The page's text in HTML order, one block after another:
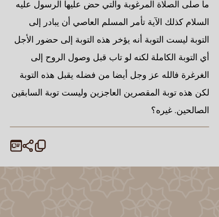
ما صلى الصلاة المرغوبة والتي حض عليها الرسول عليه
السلام كذلك الآية تأمر المسلم العاصي أن يبادر إلى
التوبة ليست التوبة أنه يؤخر هذه التوبة إلى حضور الأجل
أي التوبة الكاملة لكنه لو تاب قبل وصول الروح إلى
الغرغرة فالله عز وجل أيضا من فضله يقبل هذه التوبة
لكن هذه توبة المقصرين العاجزين وليست توبة السابقين
الصالحين. غيره؟